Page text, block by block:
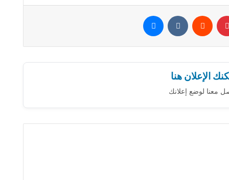
الإعلان هنا
معنا لوضع إعلانك